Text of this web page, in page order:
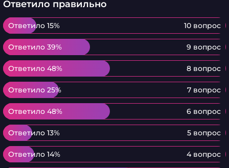
Ответило правильно
Ответило 15% 10 вопрос
Ответило 15%
Ответило 39% 9 вопрос
Ответило 39%
Ответило 48% 8 вопрос
Ответило 48%
Ответило 25% 7 вопрос
Ответило 25%
Ответило 48% 6 вопрос
Ответило 48%
Ответило 13% 5 вопрос
Ответило 13%
Ответило 14% 4 вопрос
Ответило 14%